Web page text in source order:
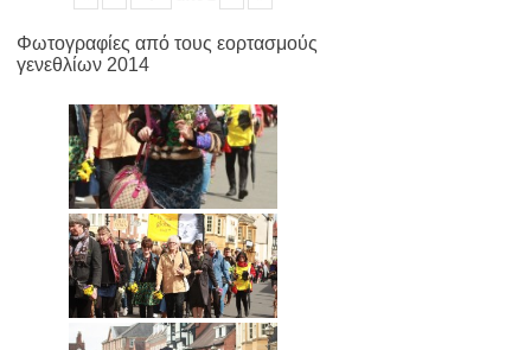
Φωτογραφίες από τους εορτασμούς
γενεθλίων 2014